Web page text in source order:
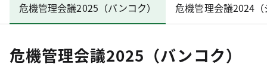
危機管理会議2025（バンコク） 危機管理会議2024
危機管理会議2025（バンコク）